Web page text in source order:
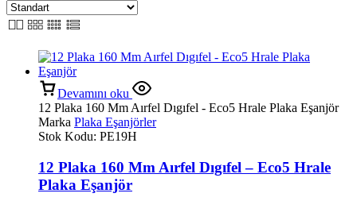
Devamını oku
12 Plaka 160 Mm Aırfel Dıgıfel - Eco5 Hrale Plaka Eşanjör
Marka Plaka Eşanjörler
Stok Kodu: PE19H
12 Plaka 160 Mm Aırfel Dıgıfel – Eco5 Hrale
Plaka Eşanjör